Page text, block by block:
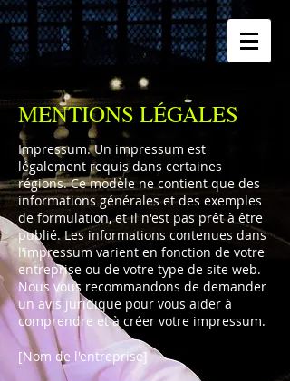
MENTIONS LÉGALES
Impressum. Un impressum est
légalement requis dans certaines
régions. Ce modèle ne contient que des
informations générales et des exemples
de formulation, et il n'est pas prêt à être
publié. Les informations contenues dans
l’impressum varient en fonction de votre
entreprise ou de votre type de site web.
Nous vous recommandons de demander
un avis juridique pour vous aider à
comprendre et à créer votre impressum.
[Nom de l'entreprise]